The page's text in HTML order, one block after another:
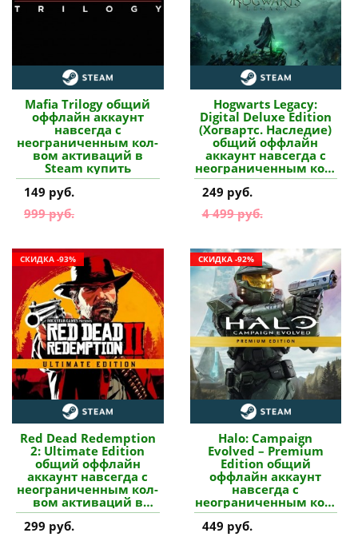
Mafia Trilogy общий
оффлайн аккаунт
навсегда с
неограниченным кол-
вом активаций в
Steam купить
149 руб.
999 руб.
Hogwarts Legacy:
Digital Deluxe Edition
(Хогвартс. Наследие)
общий оффлайн
аккаунт навсегда с
неограниченным кол-
вом активаций в
Steam купить
249 руб.
4 499 руб.
СКИДКА -93%
Red Dead Redemption
2: Ultimate Edition
общий оффлайн
аккаунт навсегда с
неограниченным кол-
вом активаций в
Steam купить
299 руб.
СКИДКА -92%
Halo: Campaign
Evolved – Premium
Edition общий
оффлайн аккаунт
навсегда с
неограниченным кол-
вом активаций в
Steam купить
449 руб.